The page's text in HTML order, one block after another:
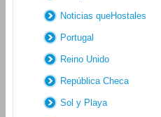
Noticias queHostales
Portugal
Reino Unido
República Checa
Sol y Playa